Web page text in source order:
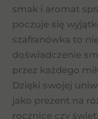
smak i aromat
poczuje się
szafranówka to
doświadczenie
przez każdego
Dzięki swojej
jako prezent na
rocznice czy